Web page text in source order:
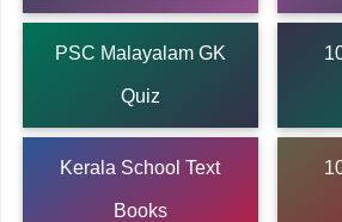
PSC Malayalam GK
Quiz
Kerala School Text
Books